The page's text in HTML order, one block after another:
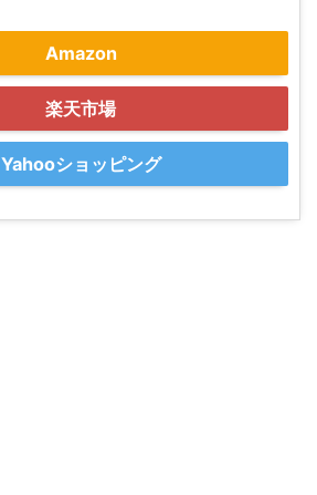
Amazon
楽天市場
Yahooショッピング